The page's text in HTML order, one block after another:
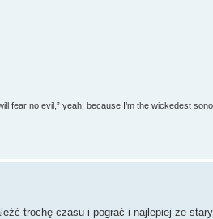
fear no evil,” yeah, because I’m the wickedest
trochę czasu i pograć i najlepiej ze